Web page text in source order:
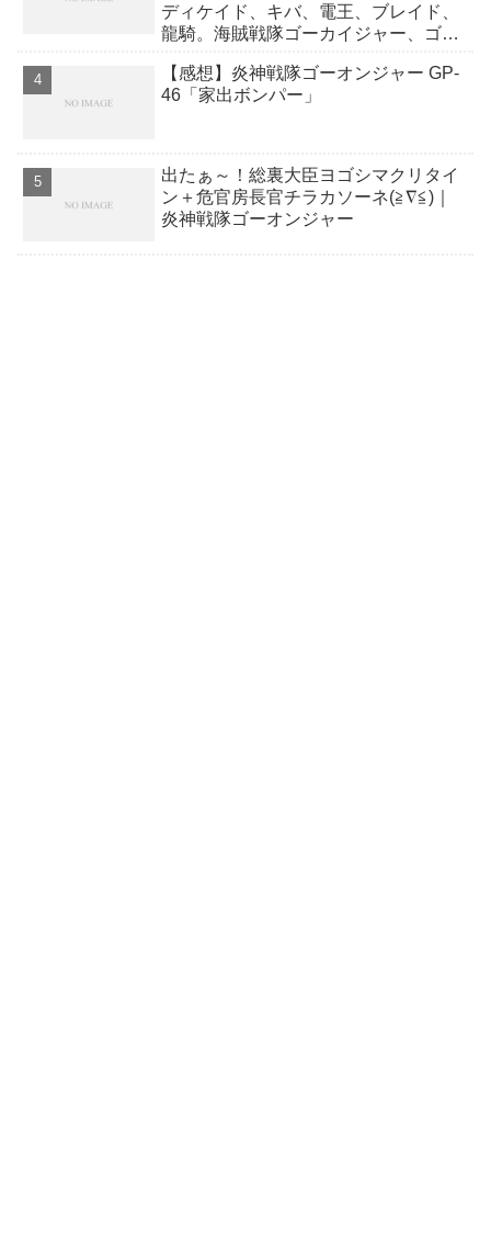
ディケイド、キバ、電王、ブレイド、
龍騎。海賊戦隊ゴーカイジャー、ゴセ
【感想】炎神戦隊ゴーオンジャー GP-
46「家出ボンパー」
出たぁ～！総裏大臣ヨゴシマクリタイ
ン＋危官房長官チラカソーネ(≧∇≦)｜
炎神戦隊ゴーオンジャー